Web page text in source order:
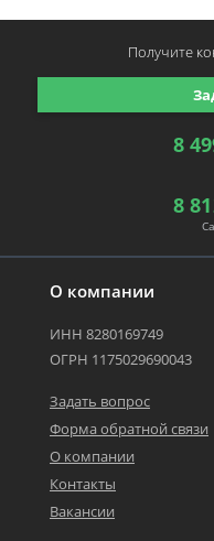
О компании
ИНН 8280169749
ОГРН 1175029690043
Задать вопрос
Форма обратной связи
О компании
Контакты
Вакансии
8
8
Получите